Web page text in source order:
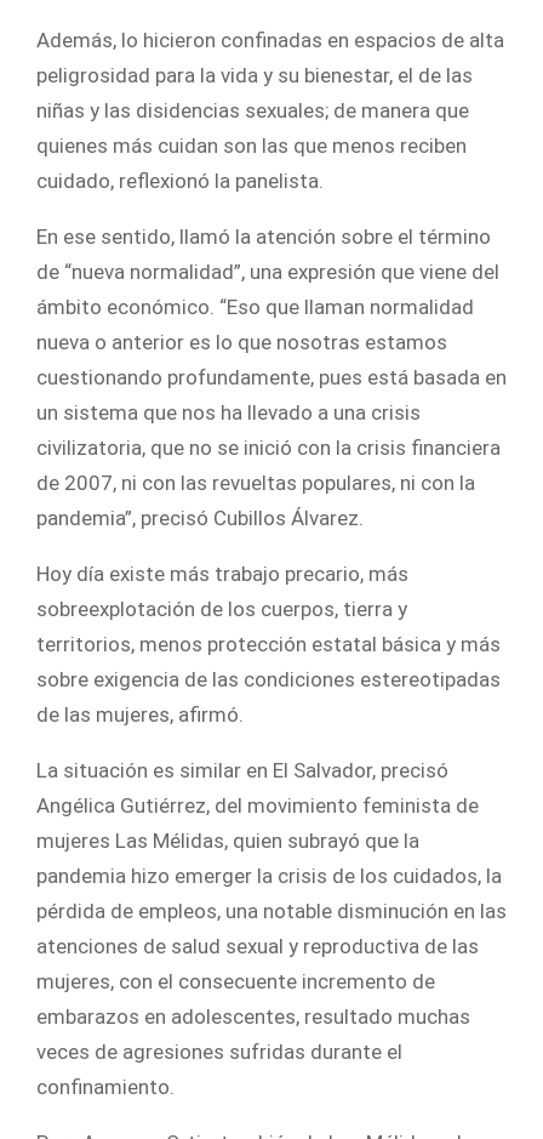
Además, lo hicieron confinadas en espacios de alta
peligrosidad para la vida y su bienestar, el de las
niñas y las disidencias sexuales; de manera que
quienes más cuidan son las que menos reciben
cuidado, reflexionó la panelista.
En ese sentido, llamó la atención sobre el término
de “nueva normalidad”, una expresión que viene del
ámbito económico. “Eso que llaman normalidad
nueva o anterior es lo que nosotras estamos
cuestionando profundamente, pues está basada en
un sistema que nos ha llevado a una crisis
civilizatoria, que no se inició con la crisis financiera
de 2007, ni con las revueltas populares, ni con la
pandemia”, precisó Cubillos Álvarez.
Hoy día existe más trabajo precario, más
sobreexplotación de los cuerpos, tierra y
territorios, menos protección estatal básica y más
sobre exigencia de las condiciones estereotipadas
de las mujeres, afirmó.
La situación es similar en El Salvador, precisó
Angélica Gutiérrez, del movimiento feminista de
mujeres Las Mélidas, quien subrayó que la
pandemia hizo emerger la crisis de los cuidados, la
pérdida de empleos, una notable disminución en las
atenciones de salud sexual y reproductiva de las
mujeres, con el consecuente incremento de
embarazos en adolescentes, resultado muchas
veces de agresiones sufridas durante el
confinamiento.